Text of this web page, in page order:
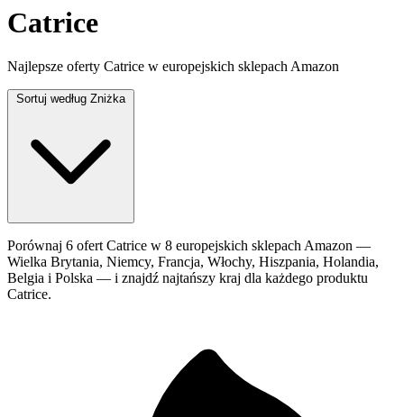
Catrice
Najlepsze oferty Catrice w europejskich sklepach Amazon
Sortuj według Zniżka
Porównaj 6 ofert Catrice w 8 europejskich sklepach Amazon —
Wielka Brytania, Niemcy, Francja, Włochy, Hiszpania, Holandia,
Belgia i Polska — i znajdź najtańszy kraj dla każdego produktu
Catrice.